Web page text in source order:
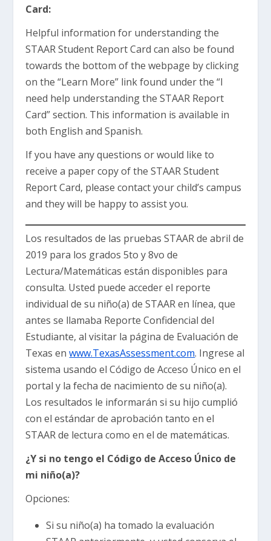
Card:
Helpful information for understanding the
STAAR Student Report Card can also be found
towards the bottom of the webpage by clicking
on the “Learn More” link found under the “I
need help understanding the STAAR Report
Card” section. This information is available in
both English and Spanish.
If you have any questions or would like to
receive a paper copy of the STAAR Student
Report Card, please contact your child’s campus
and they will be happy to assist you.
Los resultados de las pruebas STAAR de abril de
2019 para los grados 5to y 8vo de
Lectura/Matemáticas están disponibles para
consulta. Usted puede acceder el reporte
individual de su niño(a) de STAAR en línea, que
antes se llamaba Reporte Confidencial del
Estudiante, al visitar la página de Evaluación de
Texas enwww.TexasAssessment.com. Ingrese al
sistema usando el Código de Acceso Único en el
portal y la fecha de nacimiento de su niño(a).
Los resultados le informarán si su hijo cumplió
con el estándar de aprobación tanto en el
STAAR de lectura como en el de matemáticas.
¿Y si no tengo el Código de Acceso Único de
mi niño(a)?
Opciones:
Si su niño(a) ha tomado la evaluación